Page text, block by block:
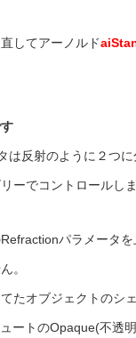
してアーノルド
は反射のように２つ
ーでコントロールしま
パラメータ
。
たオブジェクトのシ
ートのOpaque(不透